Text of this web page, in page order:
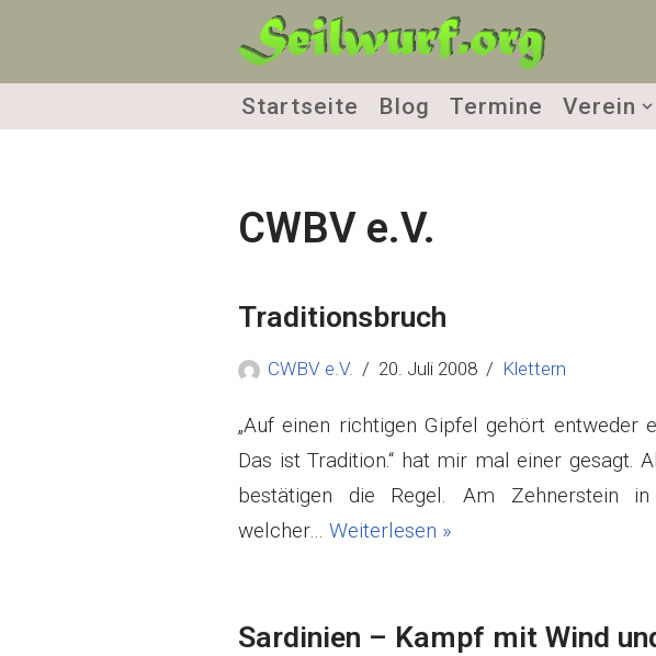
springen
Startseite Blog Termine Verein
CWBV e.V.
Traditionsbruch
CWBV e.V. 20. Juli 2008 Klettern
„Auf einen richtigen Gipfel gehört entweder
Das ist Tradition.“ hat mir mal einer gesagt.
bestätigen die Regel. Am Zehnerstein
welcher… Weiterlesen »
Sardinien – Kampf mit Wind